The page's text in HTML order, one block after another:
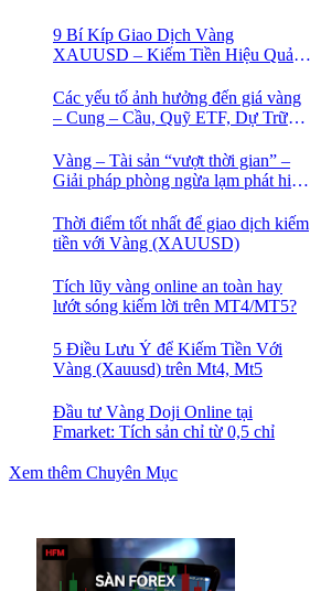
9 Bí Kíp Giao Dịch Vàng
XAUUSD – Kiếm Tiền Hiệu Quả
Các yếu tố ảnh hưởng đến giá vàng
– Cung – Cầu, Quỹ ETF, Dự Trữ
Vàng – Tài sản “vượt thời gian” –
Giải pháp phòng ngừa lạm phát hiệu
Thời điểm tốt nhất để giao dịch kiếm
tiền với Vàng (XAUUSD)
Tích lũy vàng online an toàn hay
lướt sóng kiếm lời trên MT4/MT5?
5 Điều Lưu Ý để Kiếm Tiền Với
Vàng (Xauusd) trên Mt4, Mt5
Đầu tư Vàng Doji Online tại
Fmarket: Tích sản chỉ từ 0,5 chỉ
Xem thêm Chuyên Mục